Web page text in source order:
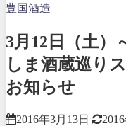
豊国酒造
3月12日（土）
しま酒蔵巡り
お知らせ
2016年3月13日